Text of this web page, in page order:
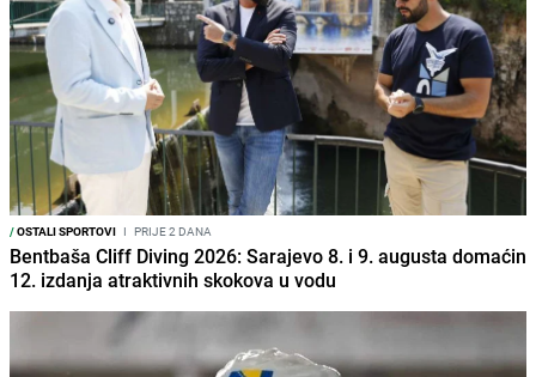
/OSTALI SPORTOVI I PRIJE 2 DANA
Bentbaša Cliff Diving 2026: Sarajevo 8. i 9. augusta domaćin
12. izdanja atraktivnih skokova u vodu